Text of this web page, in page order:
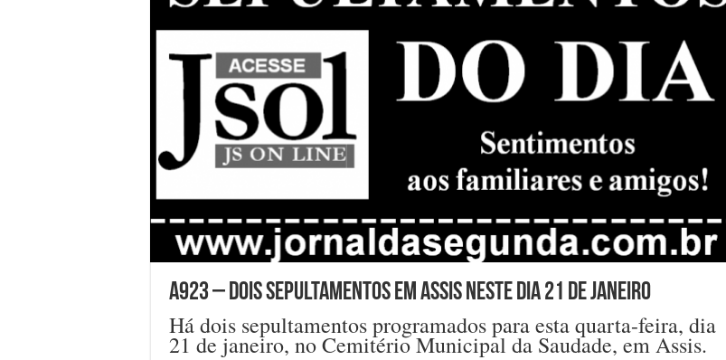
A923 – Dois sepultamentos em Assis neste dia 21 de janeiro
Há dois sepultamentos programados para esta quarta-feira, dia
21 de janeiro, no Cemitério Municipal da Saudade, em Assis.